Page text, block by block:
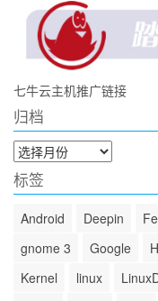
七牛云主机推广链接
归档
归
档
标签
Android Deepin
gnome 3
Google
Kernel
linux